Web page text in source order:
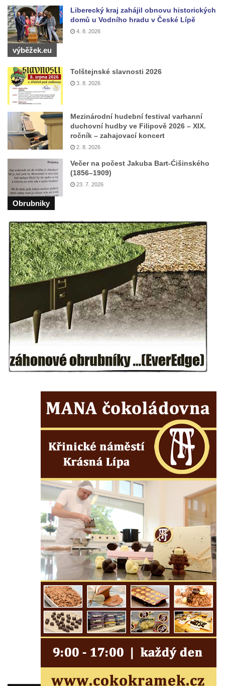
Liberecký kraj zahájil obnovu historických
domů u Vodního hradu v České Lípě
4. 8. 2026
výběžek.eu
Tolštejnské slavnosti 2026
3. 8. 2026
Mezinárodní hudební festival varhanní
duchovní hudby ve Filipově 2026 – XIX.
ročník – zahajovací koncert
2. 8. 2026
Večer na počest Jakuba Bart-Ćišinského
(1856–1909)
23. 7. 2026
Obrubniky